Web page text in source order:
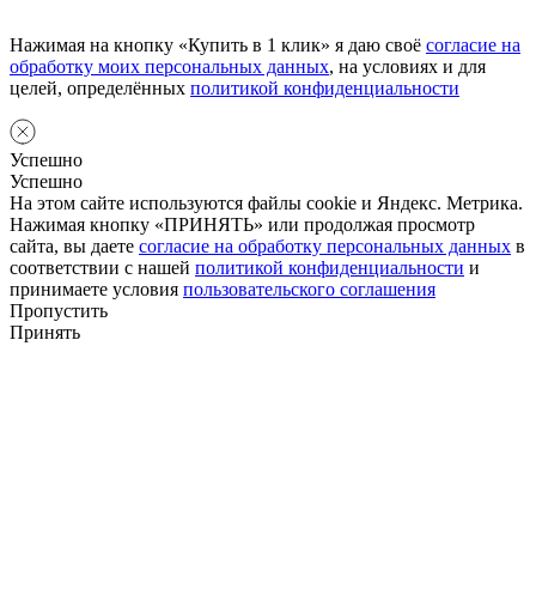
Нажимая на кнопку «Купить в 1 клик» я даю своё согласие на
обработку моих персональных данных, на условиях и для
целей, определённых политикой конфиденциальности
Успешно
Успешно
На этом сайте используются файлы cookie и Яндекс. Метрика.
Нажимая кнопку «ПРИНЯТЬ» или продолжая просмотр
сайта, вы даете согласие на обработку персональных данных в
соответствии с нашей политикой конфиденциальности и
принимаете условия пользовательского соглашения
Пропустить
Принять